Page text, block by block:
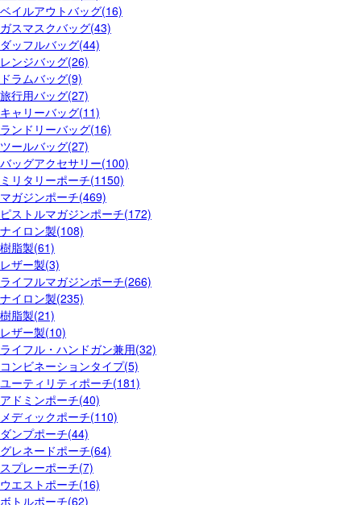
ベイルアウトバッグ(16)
ガスマスクバッグ(43)
ダッフルバッグ(44)
レンジバッグ(26)
ドラムバッグ(9)
旅行用バッグ(27)
キャリーバッグ(11)
ランドリーバッグ(16)
ツールバッグ(27)
バッグアクセサリー(100)
ミリタリーポーチ(1150)
マガジンポーチ(469)
ピストルマガジンポーチ(172)
ナイロン製(108)
樹脂製(61)
レザー製(3)
ライフルマガジンポーチ(266)
ナイロン製(235)
樹脂製(21)
レザー製(10)
ライフル・ハンドガン兼用(32)
コンビネーションタイプ(5)
ユーティリティポーチ(181)
アドミンポーチ(40)
メディックポーチ(110)
ダンプポーチ(44)
グレネードポーチ(64)
スプレーポーチ(7)
ウエストポーチ(16)
ボトルポーチ(62)